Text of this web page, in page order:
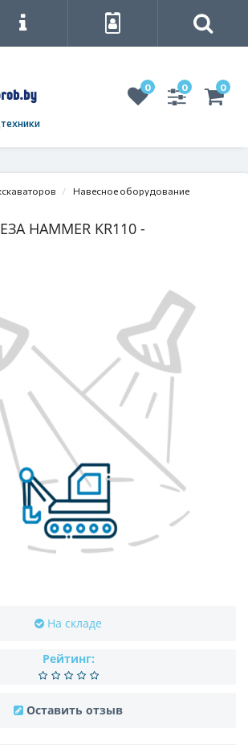
0 0 0
Навесное оборудование
HAMMER KR110 -
На складе
Рейтинг:
Оставить отзыв